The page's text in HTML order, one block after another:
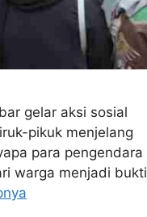
gelar aksi sosial
pikuk menjelang
para pengendara
warga menjadi bukti